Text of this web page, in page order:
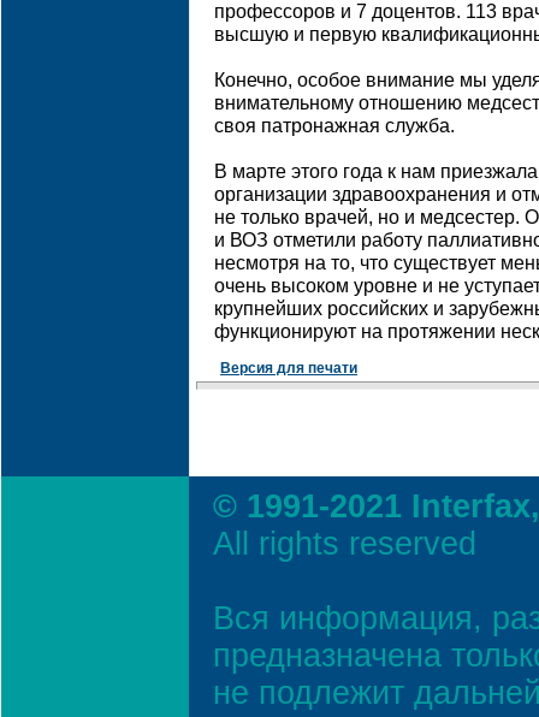
профессоров и 7 доцентов. 113
высшую и первую
Конечно, особое внимание мы
внимательному отношению
своя патронажная служба.
В марте этого года к нам
организации здравоохранения и
не только врачей, но и медсестер.
и ВОЗ отметили работу
несмотря на то, что существует
очень высоком уровне и не
крупнейших российских и
функционируют на протяжении
Версия для печати
© 1991-2021
All rights reserved
Вся информация,
предназначена
не подлежит